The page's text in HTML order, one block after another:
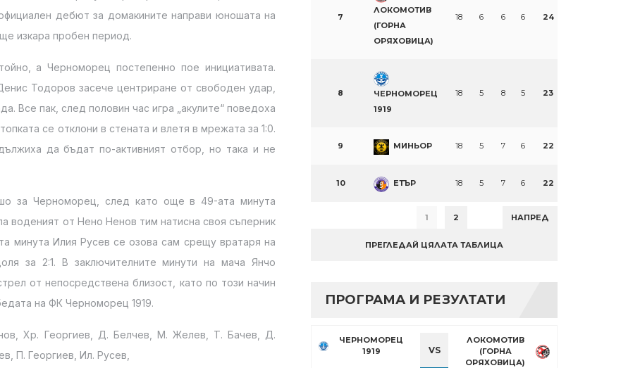
дебют за домакините направи юношата на
изкара пробен период.
а Черноморец постепенно пое инициативата.
Тодоров засече центриране от свободен удар,
Все пак, след половин час игра „акулите“ поведоха
се отклони в стената и влетя в мрежата за 1:0.
да бъдат по-активният отбор, но така и не
за Черноморец, след като още в 49-ата минута
воденият от Нено Ненов тим натисна своя съперник
минута Илия Русев се озова сам срещу вратаря на
за 2:1. В заключителните минути на мача Янчо
от непосредствена близост, като по този начин
на ФК Черноморец 1919.
Хр. Георгиев, Д. Белчев, М. Желев, Т. Бачев, Д.
П. Георгиев, Ил. Русев,
7
ЛОКОМОТИВ
(ГОРНА
ОРЯХОВИЦА)
18 6 6 6 24
8
ЧЕРНОМОРЕЦ
1919
18 5 8 5 23
9 МИНЬОР 18 5 7 6 22
10 ЕТЪР 18 5 7 6 22
1 2 НАПРЕД
ПРЕГЛЕДАЙ ЦЯЛАТА ТАБЛИЦА
ПРОГРАМА И РЕЗУЛТАТИ
ЧЕРНОМОРЕЦ
1919
VS
ЛОКОМОТИВ
(ГОРНА
ОРЯХОВИЦА)